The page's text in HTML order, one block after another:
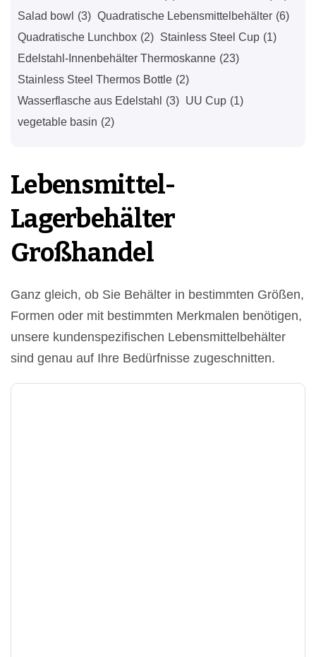
Lebensmittel-
Lagerbehälter
Großhandel
Ganz gleich, ob Sie Behälter in bestimmten Größen,
Formen oder mit bestimmten Merkmalen benötigen,
unsere kundenspezifischen Lebensmittelbehälter
sind genau auf Ihre Bedürfnisse zugeschnitten.
Salad bowl (3) Quadratische Lebensmittelbehälter (6)
Quadratische Lunchbox (2) Stainless Steel Cup (1)
Edelstahl-Innenbehälter Thermoskanne (23)
Stainless Steel Thermos Bottle (2)
Wasserflasche aus Edelstahl
(3) UU Cup (1)
vegetable basin (2)